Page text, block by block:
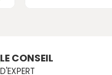
LE CONSEIL
D'EXPERT